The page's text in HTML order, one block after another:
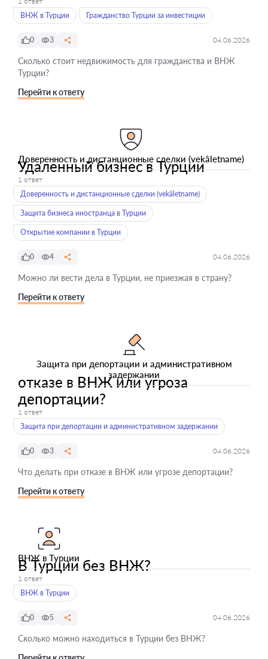
ВНЖ в Турции
Гражданство Турции за инвестиции
0 3 04.06.2026
Сколько стоит недвижимость для гражданства и ВНЖ
Турции?
Перейти к ответу
Доверенность и дистанционные сделки (vekâletname)
Удаленный бизнес в Турции
1 ответ
Доверенность и дистанционные сделки (vekâletname)
Защита бизнеса иностранца в Турции
Открытие компании в Турции
0 4 04.06.2026
Можно ли вести дела в Турции, не приезжая в страну?
Перейти к ответу
Защита при депортации и административном
задержании
отказе в ВНЖ или угроза
депортации?
1 ответ
Защита при депортации и административном задержании
0 3 04.06.2026
Что делать при отказе в ВНЖ или угрозе депортации?
Перейти к ответу
ВНЖ в Турции
В Турции без ВНЖ?
1 ответ
ВНЖ в Турции
0 5 04.06.2026
Сколько можно находиться в Турции без ВНЖ?